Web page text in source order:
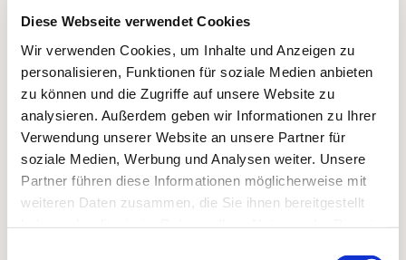
Diese Webseite verwendet Cookies
Wir verwenden Cookies, um Inhalte und Anzeigen zu
personalisieren, Funktionen für soziale Medien anbieten
zu können und die Zugriffe auf unsere Website zu
analysieren. Außerdem geben wir Informationen zu Ihrer
Verwendung unserer Website an unsere Partner für
soziale Medien, Werbung und Analysen weiter. Unsere
Partner führen diese Informationen möglicherweise mit
weiteren Daten zusammen, die Sie ihnen bereitgestellt
Maria Meeresstern, Sellin, Hochufer /
Waldweg, 18586 Sellin